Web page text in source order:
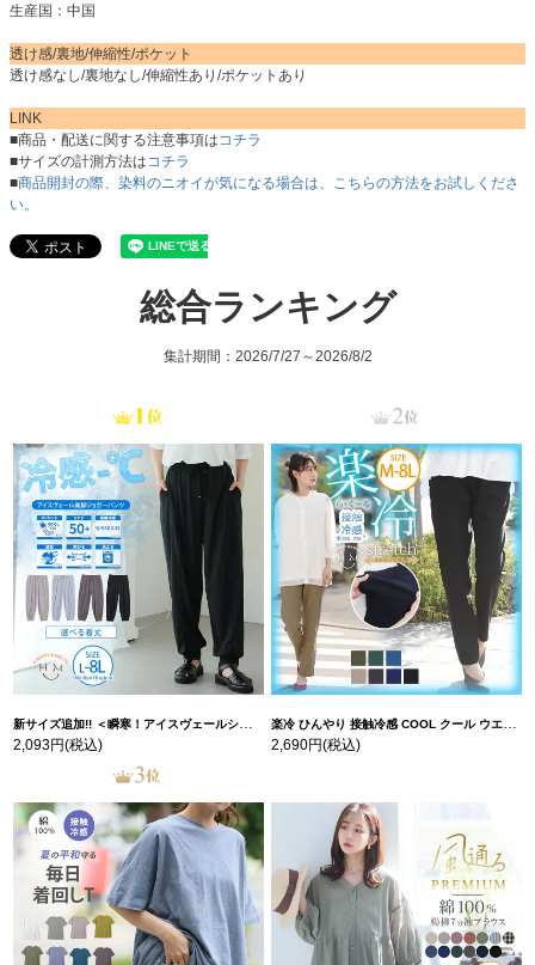
生産国：中国
透け感/裏地/伸縮性/ポケット
透け感なし/裏地なし/伸縮性あり/ポケットあり
LINK
■商品・配送に関する注意事項は コチラ
■サイズの計測方法は コチラ
■商品開封の際、染料のニオイが気になる場合は、こちらの方法をお試しくださ
い。
総合ランキング
集計期間：2026/7/27～2026/8/2
新サイズ追加!! ＜瞬寒！アイスヴェールシリーズ＞ 美脚 ジョガーパンツ 【ウェストゴム】 【ストレッチ】 | 大きいサイズの通販ならハッピーマリリン
2,093円(税込)
楽冷 ひんやり 接触冷感 COOL クール ウエストゴム 楽ちん ストレッチ 美脚 レギパン 【ストレッチ】 | 大きいサイズの通販ならハッピーマリリン
2,690円(税込)